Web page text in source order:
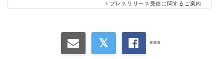
プレスリリース受信に関するご案内